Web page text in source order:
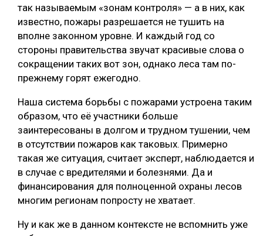
так называемым «зонам контроля» — а в них, как
известно, пожары разрешается не тушить на
вполне законном уровне. И каждый год со
стороны правительства звучат красивые слова о
сокращении таких вот зон, однако леса там по-
прежнему горят ежегодно.
Наша система борьбы с пожарами устроена таким
образом, что её участники больше
заинтересованы в долгом и трудном тушении, чем
в отсутствии пожаров как таковых. Примерно
такая же ситуация, считает эксперт, наблюдается и
в случае с вредителями и болезнями. Да и
финансирования для полноценной охраны лесов
многим регионам попросту не хватает.
Ну и как же в данном контексте не вспомнить уже